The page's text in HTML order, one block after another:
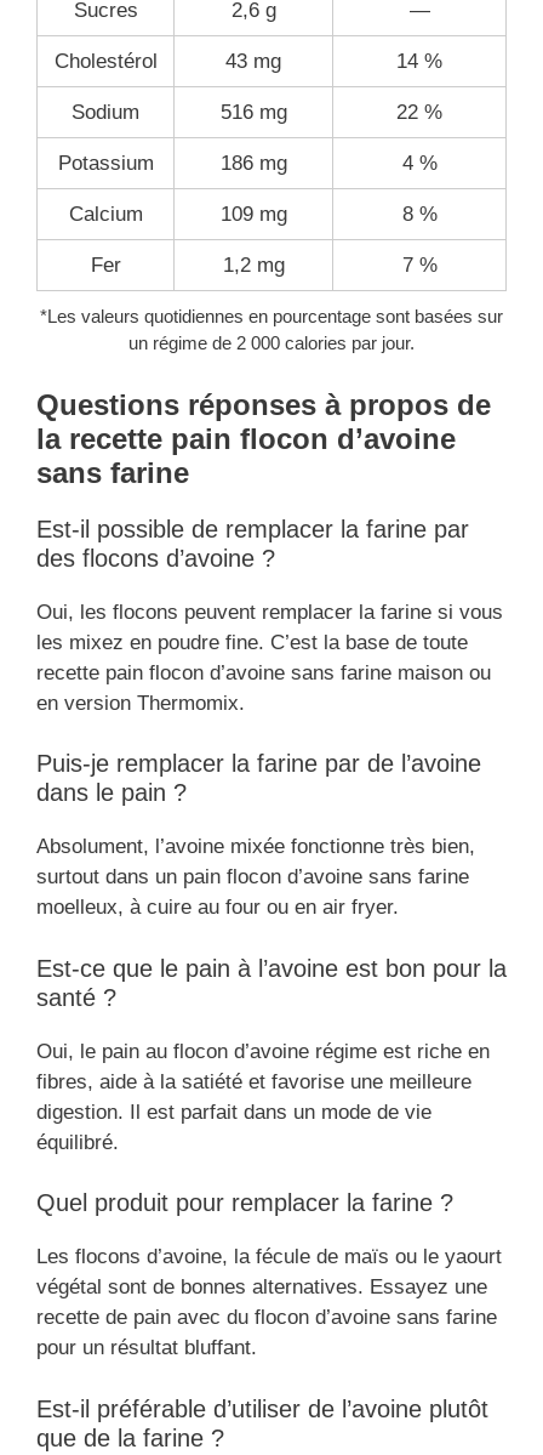
Sucres 2,6 g —
Cholestérol 43 mg 14 %
Sodium 516 mg 22 %
Potassium 186 mg 4 %
Calcium 109 mg 8 %
Fer 1,2 mg 7 %
*Les valeurs quotidiennes en pourcentage sont basées sur
un régime de 2 000 calories par jour.
Questions réponses à propos de
la recette pain flocon d’avoine
sans farine
Est-il possible de remplacer la farine par
des flocons d’avoine ?
Oui, les flocons peuvent remplacer la farine si vous
les mixez en poudre fine. C’est la base de toute
recette pain flocon d’avoine sans farine maison ou
en version Thermomix.
Puis-je remplacer la farine par de l’avoine
dans le pain ?
Absolument, l’avoine mixée fonctionne très bien,
surtout dans un pain flocon d’avoine sans farine
moelleux, à cuire au four ou en air fryer.
Est-ce que le pain à l’avoine est bon pour la
santé ?
Oui, le pain au flocon d’avoine régime est riche en
fibres, aide à la satiété et favorise une meilleure
digestion. Il est parfait dans un mode de vie
équilibré.
Quel produit pour remplacer la farine ?
Les flocons d’avoine, la fécule de maïs ou le yaourt
végétal sont de bonnes alternatives. Essayez une
recette de pain avec du flocon d’avoine sans farine
pour un résultat bluffant.
Est-il préférable d’utiliser de l’avoine plutôt
que de la farine ?